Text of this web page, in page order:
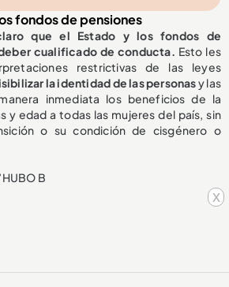
x
fondos de pensiones
que el Estado y los fondos de
cualificado de conducta. Esto les
restrictivas de las leyes
la identidad de las personasy las
inmediata los beneficios de la
y edad a todas las mujeres del país, sin
o su condición de cisgénero o
B